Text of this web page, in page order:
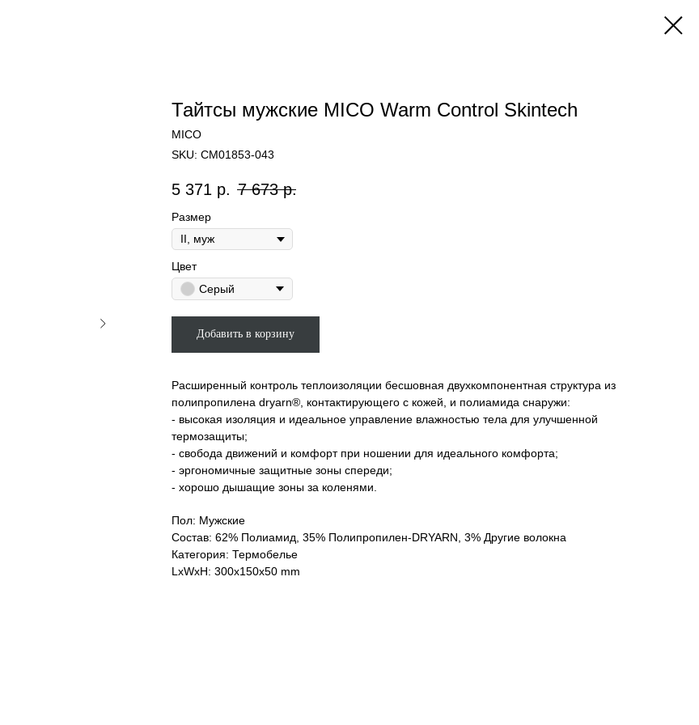
Тайтсы мужские MICO Warm Control Skintech
MICO
SKU: CM01853-043
5 371 р. 7 673 р.
Размер
Цвет
Серый
Добавить в корзину
Расширенный контроль теплоизоляции бесшовная двухкомпонентная структура из
полипропилена dryarn®, контактирующего с кожей, и полиамида снаружи:
- высокая изоляция и идеальное управление влажностью тела для улучшенной
термозащиты;
- свобода движений и комфорт при ношении для идеального комфорта;
- эргономичные защитные зоны спереди;
- хорошо дышащие зоны за коленями.
Пол: Мужские
Состав: 62% Полиамид, 35% Полипропилен-DRYARN, 3% Другие волокна
Категория: Термобелье
LxWxH: 300x150x50 mm